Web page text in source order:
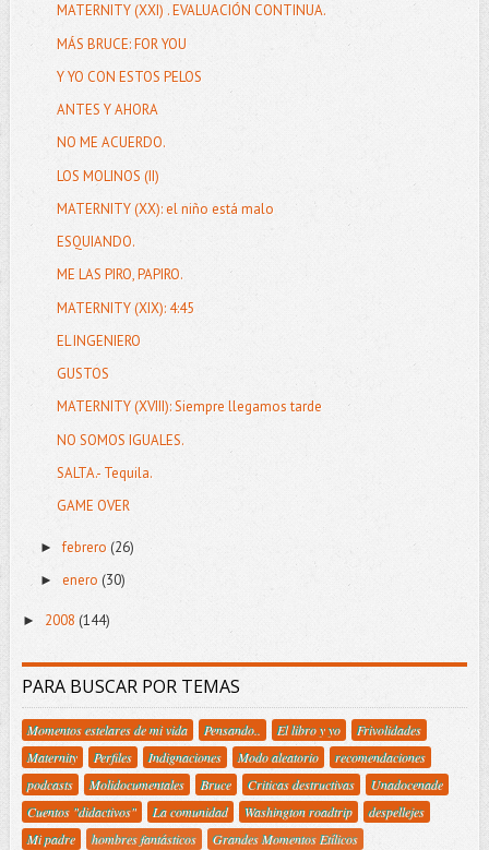
MATERNITY (XXI) . EVALUACIÓN CONTINUA.
MÁS BRUCE: FOR YOU
Y YO CON ESTOS PELOS
ANTES Y AHORA
NO ME ACUERDO.
LOS MOLINOS (II)
MATERNITY (XX): el niño está malo
ESQUIANDO.
ME LAS PIRO, PAPIRO.
MATERNITY (XIX): 4:45
EL INGENIERO
GUSTOS
MATERNITY (XVIII): Siempre llegamos tarde
NO SOMOS IGUALES.
SALTA.- Tequila.
GAME OVER
►febrero (26)
► enero (30)
► 2008 (144)
PARA BUSCAR POR TEMAS
Momentos estelares de mi vida Pensando.. El libro y yo
Frivolidades
Maternity
Perfiles Indignaciones Modo aleatorio
recomendaciones
podcasts
Molidocumentales Bruce Criticas destructivas
Unadocenade
Cuentos "didactivos"
La comunidad Washington roadtrip
despellejes
Mi padre
hombres fantásticos
Grandes Momentos Etílicos